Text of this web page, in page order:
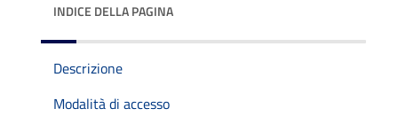
INDICE DELLA PAGINA
Descrizione
Modalità di accesso